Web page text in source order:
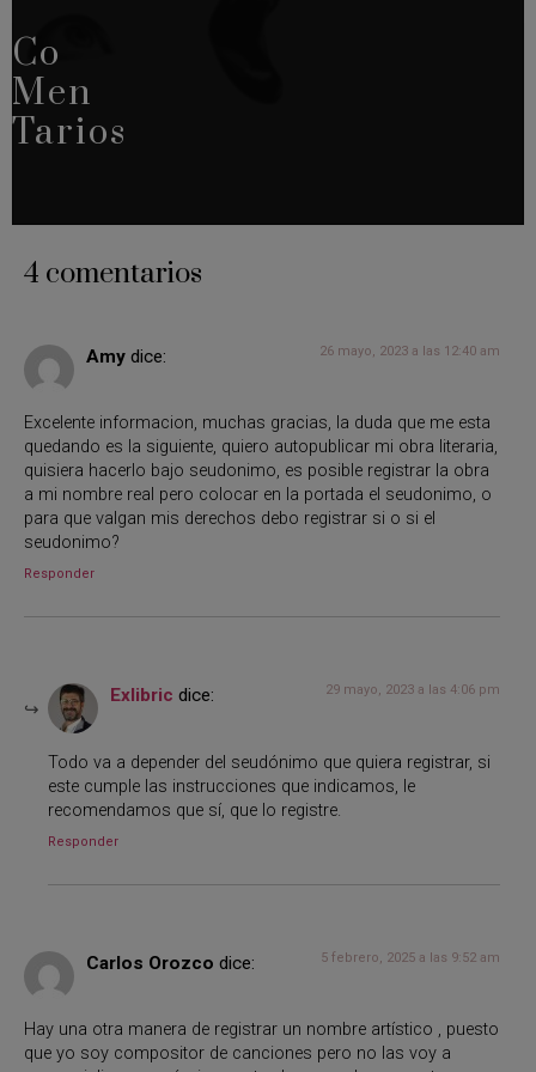
Co
Men
Tarios
4 comentarios
Amy dice: 26 mayo, 2023 a las 12:40 am
Excelente informacion, muchas gracias, la duda que me esta
quedando es la siguiente, quiero autopublicar mi obra literaria,
quisiera hacerlo bajo seudonimo, es posible registrar la obra
a mi nombre real pero colocar en la portada el seudonimo, o
para que valgan mis derechos debo registrar si o si el
seudonimo?
Responder
Exlibric dice: 29 mayo, 2023 a las 4:06 pm
Todo va a depender del seudónimo que quiera registrar, si
este cumple las instrucciones que indicamos, le
recomendamos que sí, que lo registre.
Responder
Carlos Orozco dice: 5 febrero, 2025 a las 9:52 am
Hay una otra manera de registrar un nombre artístico , puesto
que yo soy compositor de canciones pero no las voy a